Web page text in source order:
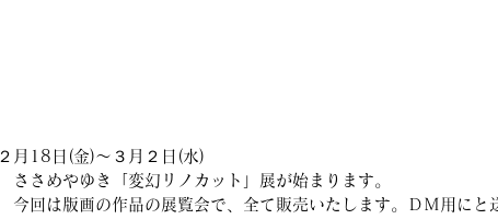
２月18日(金)～３月２日(水)
ささめやゆき「変幻リノカット」展が始まります。
今回は版画の作品の展覧会で、全て販売いたします。ＤＭ用にと